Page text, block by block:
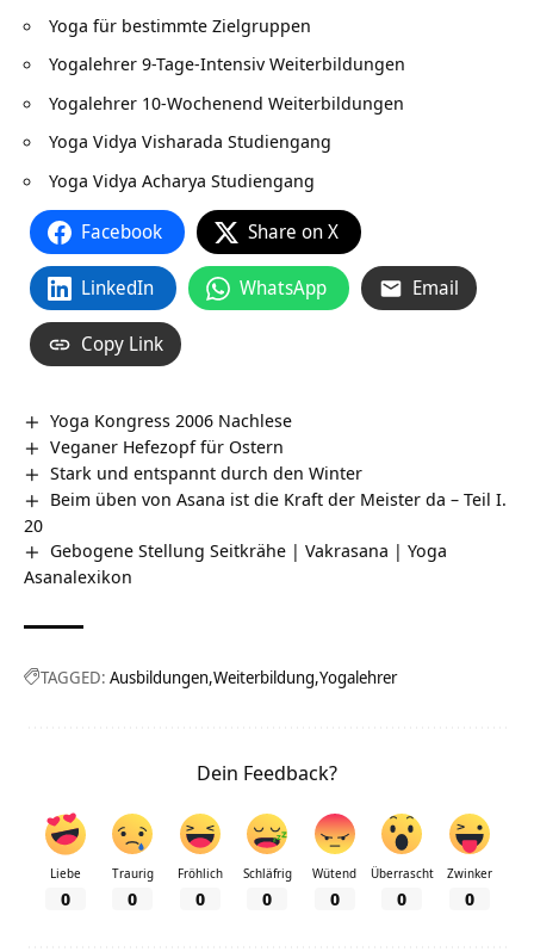
Yoga für bestimmte Zielgruppen
Yogalehrer 9-Tage-Intensiv Weiterbildungen
Yogalehrer 10-Wochenend Weiterbildungen
Yoga Vidya Visharada Studiengang
Yoga Vidya Acharya Studiengang
Facebook Share on X
LinkedIn WhatsApp Email
Copy Link
Yoga Kongress 2006 Nachlese
Veganer Hefezopf für Ostern
Stark und entspannt durch den Winter
Beim üben von Asana ist die Kraft der Meister da – Teil I.
20
Gebogene Stellung Seitkrähe | Vakrasana | Yoga
Asanalexikon
TAGGED: Ausbildungen Weiterbildung Yogalehrer
Dein Feedback?
Liebe
0
Traurig
0
Fröhlich
0
Schläfrig
0
Wütend
0
Überrascht
0
Zwinker
0